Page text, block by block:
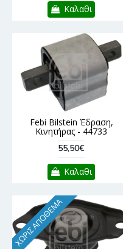
Καλαθι
Febi Bilstein Έδραση,
Κινητήρας - 44733
55,50€
Καλαθι
ΧΩΡΊΣ ΑΠΌΘΕΜΑ